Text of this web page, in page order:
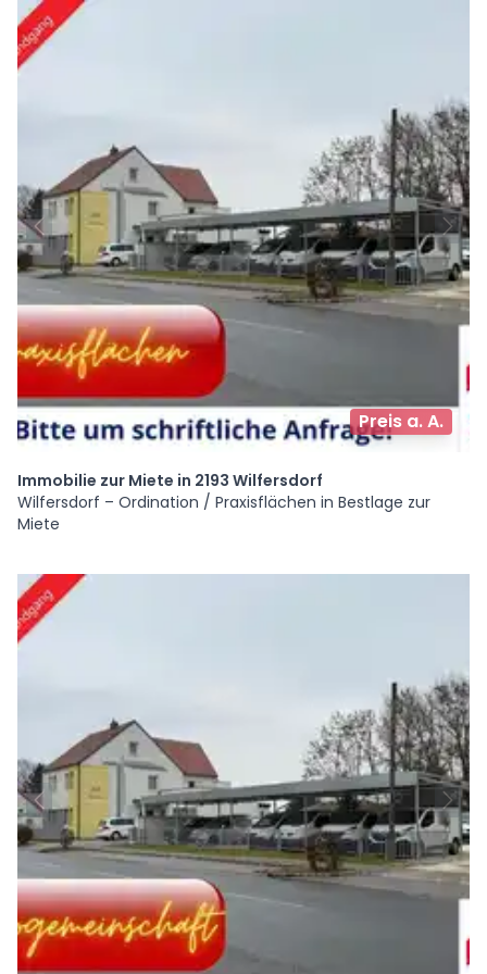
Preis a. A.
Immobilie zur Miete in 2193 Wilfersdorf
Wilfersdorf – Ordination / Praxisflächen in Bestlage zur
Miete